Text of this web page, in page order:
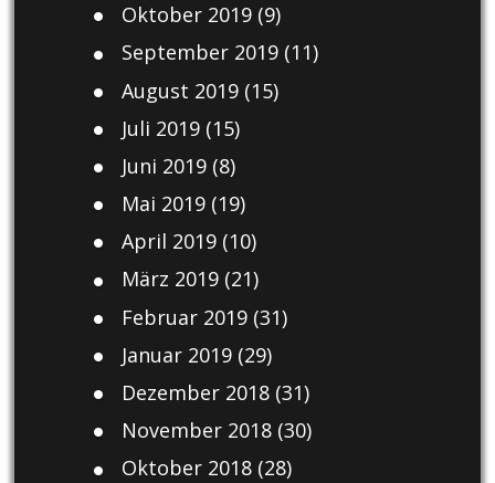
Oktober 2019(9)
September 2019(11)
August 2019(15)
Juli 2019(15)
Juni 2019(8)
Mai 2019(19)
April 2019(10)
März 2019(21)
Februar 2019(31)
Januar 2019(29)
Dezember 2018(31)
November 2018(30)
Oktober 2018(28)